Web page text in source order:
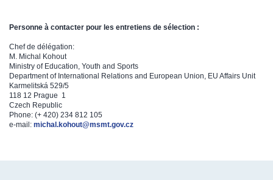
Personne à contacter pour les entretiens de sélection :
Chef de délégation:
M. Michal Kohout
Ministry of Education, Youth and Sports
Department of International Relations and European Union, EU Affairs Unit
Karmelitská 529/5
118 12 Prague 1
Czech Republic
Phone: (+ 420) 234 812 105
e-mail: michal.kohout@msmt.gov.cz